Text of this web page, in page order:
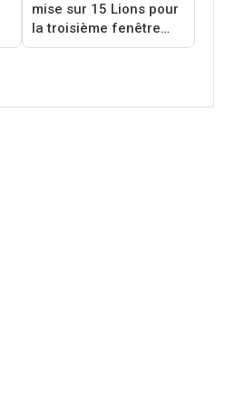
mise sur 15 Lions pour
la troisième fenêtre…